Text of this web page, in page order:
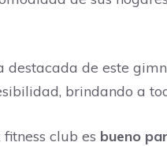
de este
brindando a
club es bueno